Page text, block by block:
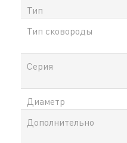
Тип
Тип сковороды
Серия
Диаметр
Дополнительно